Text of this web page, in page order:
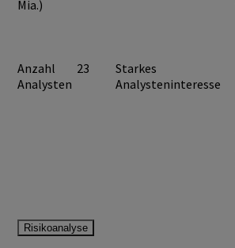
Mia.)
Anzahl
Analysten
23
Starkes
Analysteninteresse
Risikoanalyse